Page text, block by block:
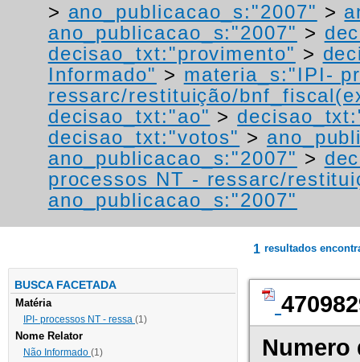
> ano_publicacao_s:"2007" >
ano_publicacao_s:"2007" >
decisao_txt:"provimento" >
Informado" > materia_s:"IPI-
ressarc/restituição/
decisao_txt:"ao" >
decisao_txt:"votos" >
ano_publicacao_s:"2007" >
processos NT - ressarc/
ano_publicacao_s:"2007"
BUSCA FACETADA
Matéria
IPI- processos NT - ressa (1)
Nome Relator
Não Informado (1)
1 resultados
Numero